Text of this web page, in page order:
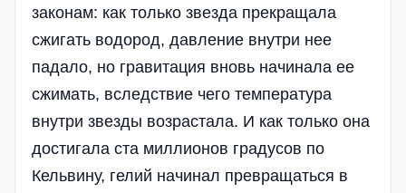
законам: как только звезда прекращала
сжигать водород, давление внутри нее
падало, но гравитация вновь начинала ее
сжимать, вследствие чего температура
внутри звезды возрастала. И как только она
достигала ста миллионов градусов по
Кельвину, гелий начинал превращаться в